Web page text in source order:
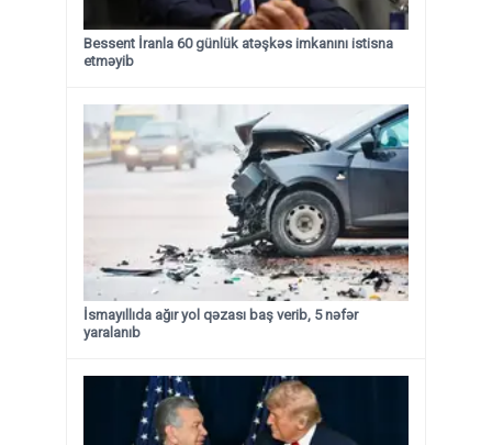
Bessent İranla 60 günlük atəşkəs imkanını istisna
etməyib
İsmayıllıda ağır yol qəzası baş verib, 5 nəfər
yaralanıb